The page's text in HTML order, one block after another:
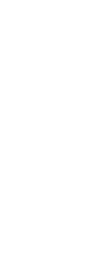
15 Min.) sowie
für 15 Minuten
(LED,
einer 40-Watt-
und softe